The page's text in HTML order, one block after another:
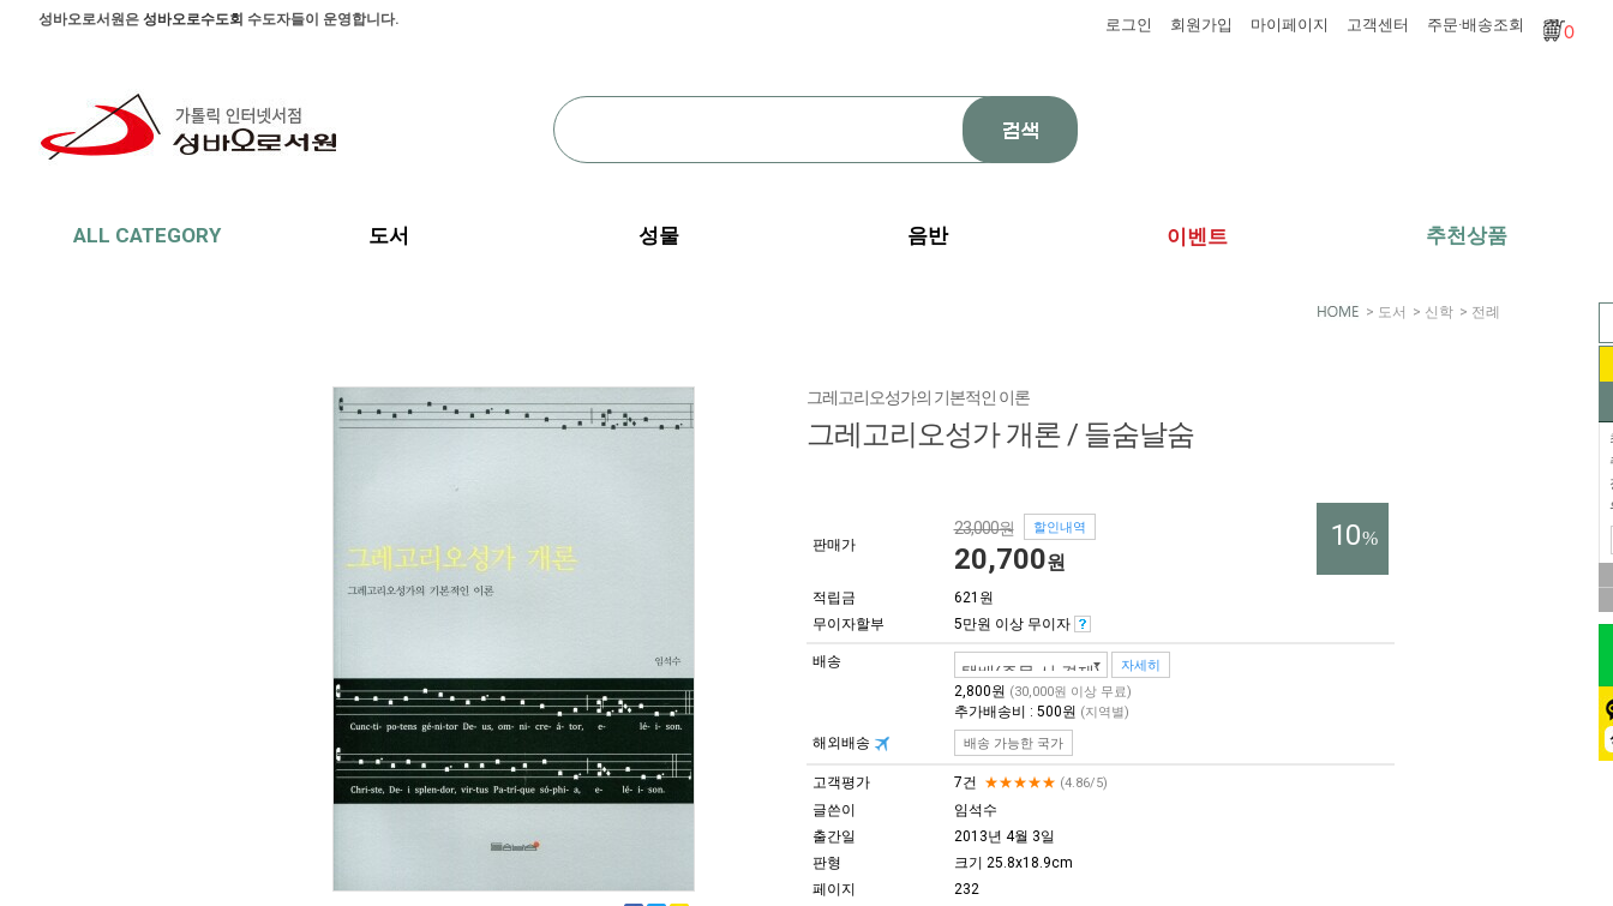
본문 바로가기
주메뉴 바로가기
사이드메뉴 바로가기
성바오로서원은 성바오로수도회 수도자들이 운영합니다. 로그인 회원가입 마이페이지 고객센터 주문·배송조회 0
ALL CATEGORY 도서 성물 음반 이벤트 추천상품
> 도서 > 신학 > 전례
그레고리오성가의 기본적인 이론
그레고리오성가 개론 / 들숨날숨
10%
판매가
23,000원 할인내역
20,700원
적립금
621원
무이자할부
5만원 이상 무이자
배송 자세히
2,800원 (30,000원 이상 무료)
추가배송비 : 500원 (지역별)
해외배송 배송 가능한 국가
고객평가 7건 ★★★★★ (4.86/5)
글쓴이
임석수
출간일
2013년 4월 3일
판형
크기 25.8x18.9cm
페이지
232